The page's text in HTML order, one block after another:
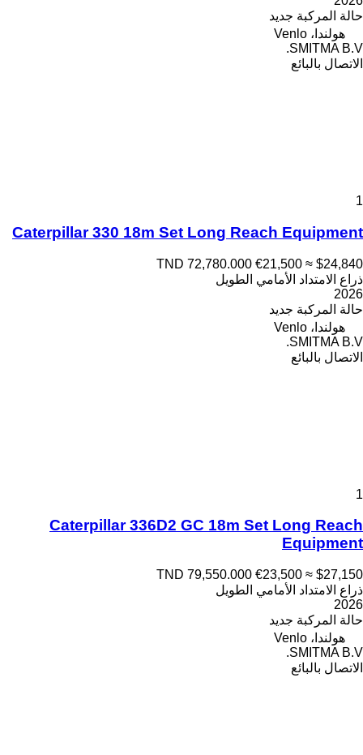
حالة المركبة جديد
هولندا، Venlo
SMITMA B.V.
الاتصال بالبائع
1
Caterpillar 330 18m Set Long Reach Equipment
TND 72,780.000 €21,500 ≈ $24,840
ذراع الامتداد الأمامي الطويل
2026
حالة المركبة جديد
هولندا، Venlo
SMITMA B.V.
الاتصال بالبائع
1
Caterpillar 336D2 GC 18m Set Long Reach
Equipment
TND 79,550.000 €23,500 ≈ $27,150
ذراع الامتداد الأمامي الطويل
2026
حالة المركبة جديد
هولندا، Venlo
SMITMA B.V.
الاتصال بالبائع